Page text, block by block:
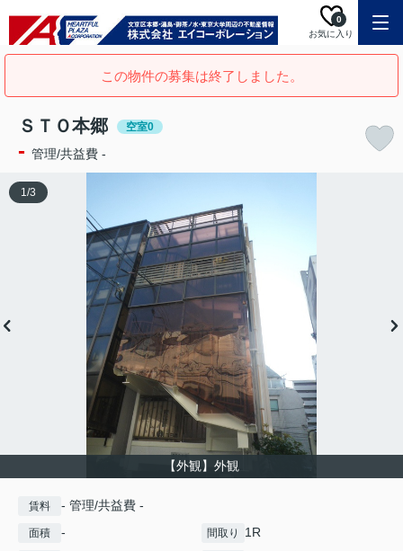
お気に入り
0
この物件の募集は終了しました。
ＳＴＯ本郷 空室0
- 管理/共益費 -
【外観】外観
1/3
賃料 - 管理/共益費 -
面積 - 間取り 1R